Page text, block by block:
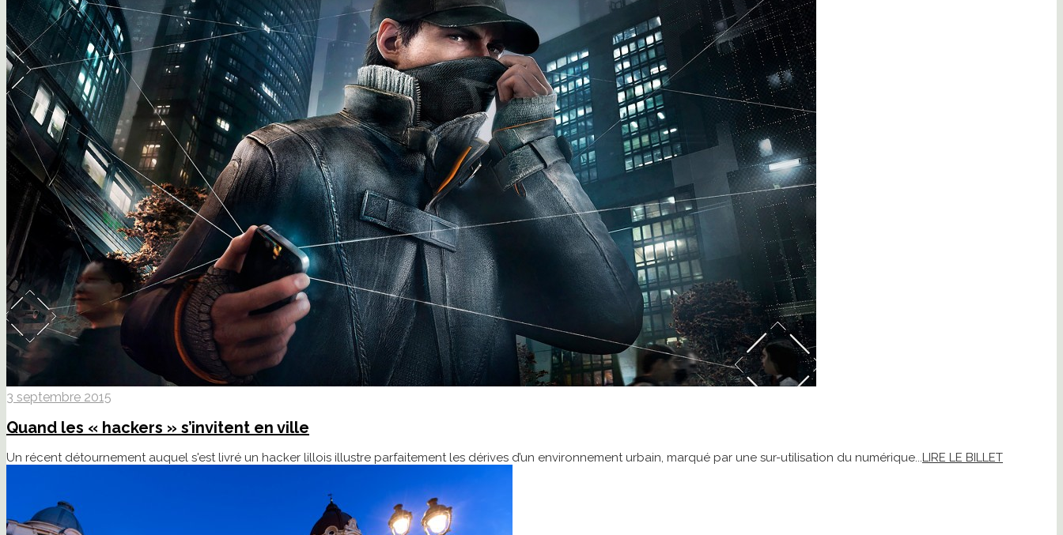
3 septembre 2015
Quand les « hackers » s’invitent en ville
Un récent détournement auquel s'est livré un hacker lillois illustre parfaitement les dérives d’un environnement urbain, marqué par une sur-utilisation du numérique... LIRE LE BILLET